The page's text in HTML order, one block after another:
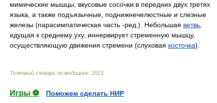
мимические мышцы, вкусовые сосочки в передних двух третях
языка, а также подъязычные, поднижнечелюстные и слезные
железы (парасимпатическая часть -ред.). Небольшая ветвь
идущая к среднему уху, иннервирует стременную мышцу,
осуществляющую движения стремени (слуховая косточка).
Толковый словарь по медицине 2013
Игры ⚽
Поможем сделать НИР